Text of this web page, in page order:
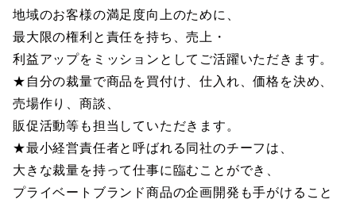
地域のお客様の満足度向上のために、
最大限の権利と責任を持ち、売上・
利益アップをミッションとしてご活躍いただきます。
★自分の裁量で商品を買付け、仕入れ、価格を決め、
売場作り、商談、
販促活動等も担当していただきます。
★最小経営責任者と呼ばれる同社のチーフは、
大きな裁量を持って仕事に臨むことができ、
プライベートブランド商品の企画開発も手がけること